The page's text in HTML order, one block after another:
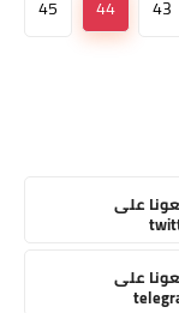
43
44
45
على
على